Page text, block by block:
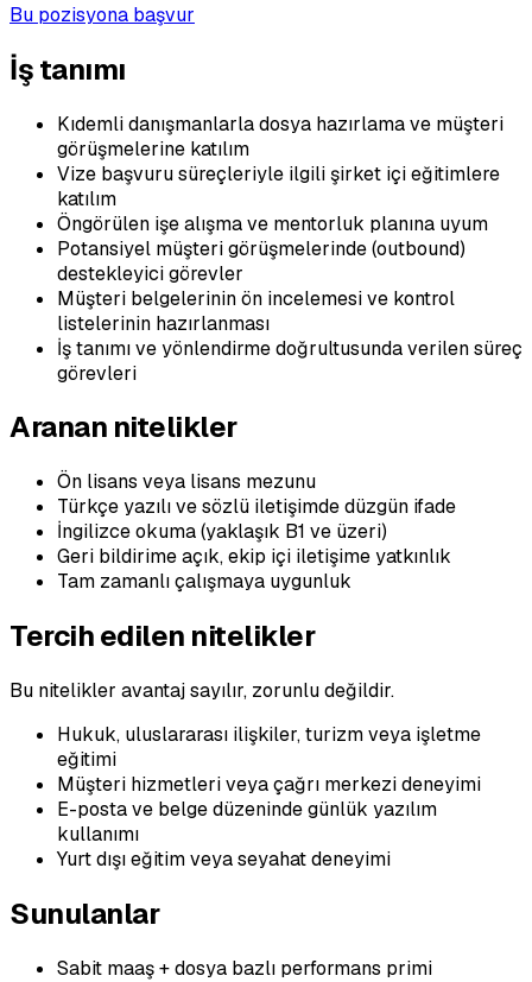
Bu pozisyona başvur
İş tanımı
Kıdemli danışmanlarla dosya hazırlama ve müşteri
görüşmelerine katılım
Vize başvuru süreçleriyle ilgili şirket içi eğitimlere
katılım
Öngörülen işe alışma ve mentorluk planına uyum
Potansiyel müşteri görüşmelerinde (outbound)
destekleyici görevler
Müşteri belgelerinin ön incelemesi ve kontrol
listelerinin hazırlanması
İş tanımı ve yönlendirme doğrultusunda verilen süreç
görevleri
Aranan nitelikler
Ön lisans veya lisans mezunu
Türkçe yazılı ve sözlü iletişimde düzgün ifade
İngilizce okuma (yaklaşık B1 ve üzeri)
Geri bildirime açık, ekip içi iletişime yatkınlık
Tam zamanlı çalışmaya uygunluk
Tercih edilen nitelikler
Bu nitelikler avantaj sayılır, zorunlu değildir.
Hukuk, uluslararası ilişkiler, turizm veya işletme
eğitimi
Müşteri hizmetleri veya çağrı merkezi deneyimi
E-posta ve belge düzeninde günlük yazılım
kullanımı
Yurt dışı eğitim veya seyahat deneyimi
Sunulanlar
Sabit maaş + dosya bazlı performans primi